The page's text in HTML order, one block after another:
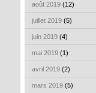
août 2019 (12)
juillet 2019 (5)
juin 2019 (4)
mai 2019 (1)
avril 2019 (2)
mars 2019 (5)